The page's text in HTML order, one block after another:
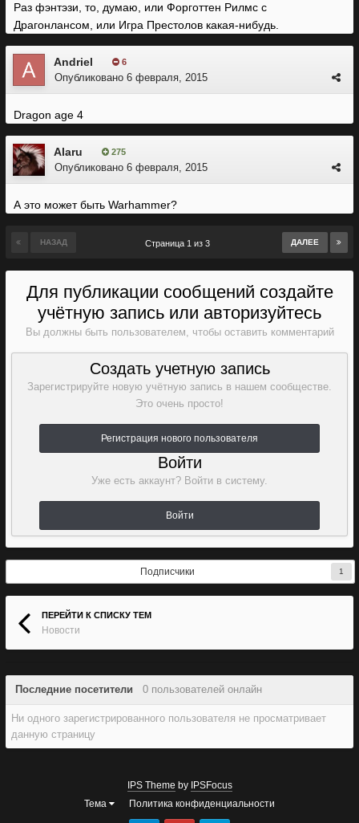
Раз фэнтэзи, то, думаю, или Форготтен Рилмс с
Драгонлансом, или Игра Престолов какая-нибудь.
Andriel 6
Опубликовано 6 февраля, 2015
Dragon age 4
Alaru 275
Опубликовано 6 февраля, 2015
А это может быть Warhammer?
НАЗАД ДАЛЕЕ
Страница 1 из 3
Для публикации сообщений создайте
учётную запись или авторизуйтесь
Вы должны быть пользователем, чтобы оставить комментарий
Создать учетную запись
Зарегистрируйте новую учётную запись в нашем сообществе.
Это очень просто!
Регистрация нового пользователя
Войти
Уже есть аккаунт? Войти в систему.
Войти
Подписчики 1
ПЕРЕЙТИ К СПИСКУ ТЕМ
Новости
Последние посетители 0 пользователей онлайн
Ни одного зарегистрированного пользователя не просматривает
данную страницу
IPS Theme by IPSFocus
Тема
Политика конфиденциальности